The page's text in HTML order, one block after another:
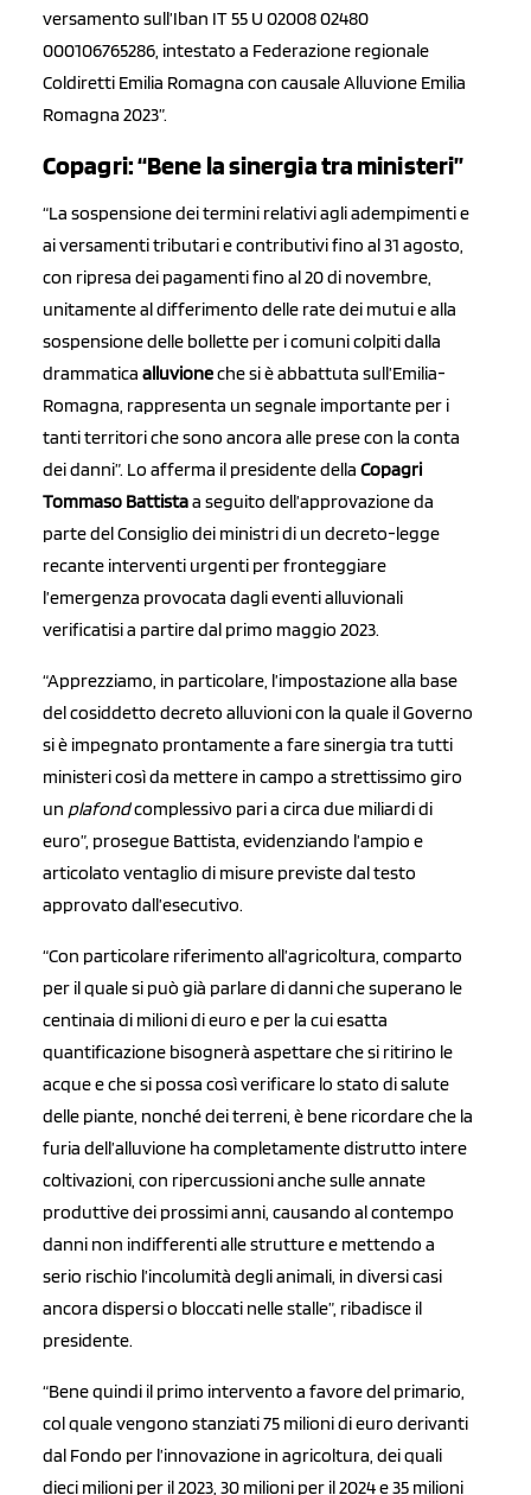
versamento sull’Iban IT 55 U 02008 02480
000106765286, intestato a Federazione regionale
Coldiretti Emilia Romagna con causale Alluvione Emilia
Romagna 2023”.
Copagri: “Bene la sinergia tra ministeri”
“La sospensione dei termini relativi agli adempimenti e
ai versamenti tributari e contributivi fino al 31 agosto,
con ripresa dei pagamenti fino al 20 di novembre,
unitamente al differimento delle rate dei mutui e alla
sospensione delle bollette per i comuni colpiti dalla
drammatica alluvioneche si è abbattuta sull’Emilia-
Romagna, rappresenta un segnale importante per i
tanti territori che sono ancora alle prese con la conta
dei danni”. Lo afferma il presidente della Copagri
Tommaso Battistaa seguito dell’approvazione da
parte del Consiglio dei ministri di un decreto-legge
recante interventi urgenti per fronteggiare
l’emergenza provocata dagli eventi alluvionali
verificatisi a partire dal primo maggio 2023.
“Apprezziamo, in particolare, l’impostazione alla base
del cosiddetto decreto alluvioni con la quale il Governo
si è impegnato prontamente a fare sinergia tra tutti
ministeri così da mettere in campo a strettissimo giro
un plafondcomplessivo pari a circa due miliardi di
euro”, prosegue Battista, evidenziando l’ampio e
articolato ventaglio di misure previste dal testo
approvato dall’esecutivo.
“Con particolare riferimento all’agricoltura, comparto
per il quale si può già parlare di danni che superano le
centinaia di milioni di euro e per la cui esatta
quantificazione bisognerà aspettare che si ritirino le
acque e che si possa così verificare lo stato di salute
delle piante, nonché dei terreni, è bene ricordare che la
furia dell’alluvione ha completamente distrutto intere
coltivazioni, con ripercussioni anche sulle annate
produttive dei prossimi anni, causando al contempo
danni non indifferenti alle strutture e mettendo a
serio rischio l’incolumità degli animali, in diversi casi
ancora dispersi o bloccati nelle stalle”, ribadisce il
presidente.
“Bene quindi il primo intervento a favore del primario,
col quale vengono stanziati 75 milioni di euro derivanti
dal Fondo per l’innovazione in agricoltura, dei quali
dieci milioni per il 2023, 30 milioni per il 2024 e 35 milioni